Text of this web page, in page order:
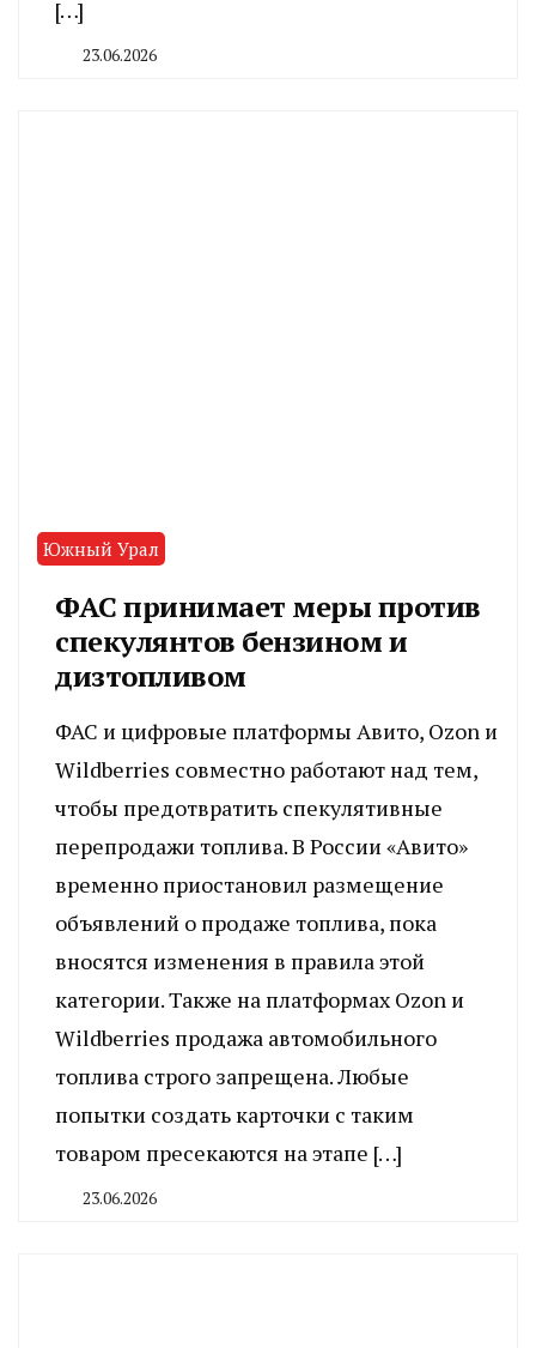
[…]
23.06.2026
Южный Урал
ФАС принимает меры против
спекулянтов бензином и
дизтопливом
ФАС и цифровые платформы Авито, Ozon и
Wildberries совместно работают над тем,
чтобы предотвратить спекулятивные
перепродажи топлива. В России «Авито»
временно приостановил размещение
объявлений о продаже топлива, пока
вносятся изменения в правила этой
категории. Также на платформах Ozon и
Wildberries продажа автомобильного
топлива строго запрещена. Любые
попытки создать карточки с таким
товаром пресекаются на этапе […]
23.06.2026